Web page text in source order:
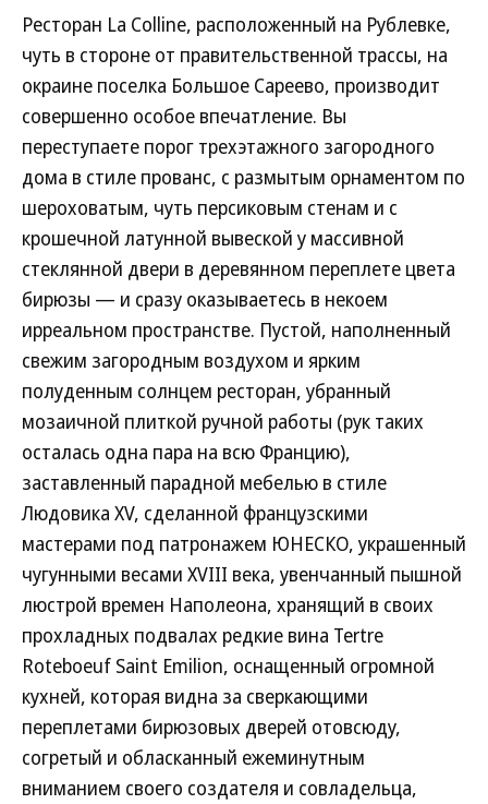
Ресторан La Colline, расположенный на Рублевке,
чуть в стороне от правительственной трассы, на
окраине поселка Большое Сареево, производит
совершенно особое впечатление. Вы
переступаете порог трехэтажного загородного
дома в стиле прованс, с размытым орнаментом по
шероховатым, чуть персиковым стенам и с
крошечной латунной вывеской у массивной
стеклянной двери в деревянном переплете цвета
бирюзы — и сразу оказываетесь в некоем
ирреальном пространстве. Пустой, наполненный
свежим загородным воздухом и ярким
полуденным солнцем ресторан, убранный
мозаичной плиткой ручной работы (рук таких
осталась одна пара на всю Францию),
заставленный парадной мебелью в стиле
Людовика XV, сделанной французскими
мастерами под патронажем ЮНЕСКО, украшенный
чугунными весами XVIII века, увенчанный пышной
люстрой времен Наполеона, хранящий в своих
прохладных подвалах редкие вина Tertre
Roteboeuf Saint Emilion, оснащенный огромной
кухней, которая видна за сверкающими
переплетами бирюзовых дверей отовсюду,
согретый и обласканный ежеминутным
вниманием своего создателя и совладельца,